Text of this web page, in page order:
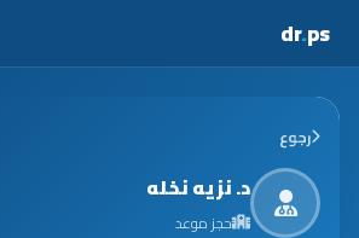
dr.ps
رجوع
د. نزيه نخله
حجز موعد